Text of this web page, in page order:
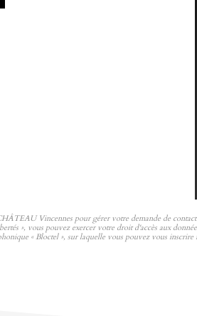
Vincennes pour gérer votre demande de
», vous pouvez exercer votre droit d'accès aux
« Bloctel », sur laquelle vous pouvez vous inscrire